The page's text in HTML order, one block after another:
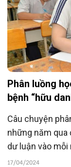
Phân luồng
bệnh “hữu
Câu chuyện
những năm qua
dư luận vào
gia, chủ trương
17/04/2024